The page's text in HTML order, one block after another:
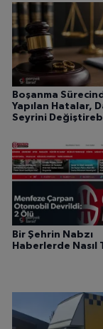
Boşanma
Yapılan Hatalar,
Seyrini
Bir Şehrin Nabzı
Haberlerde Nasıl